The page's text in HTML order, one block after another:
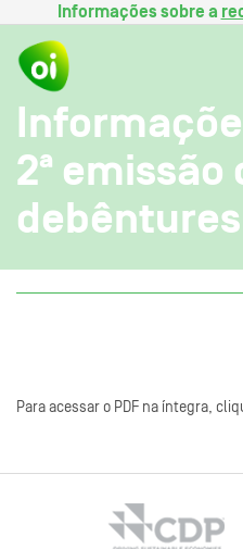
Informações sobre a
2ª emissão
debêntures
Para acessar o PDF na íntegra,